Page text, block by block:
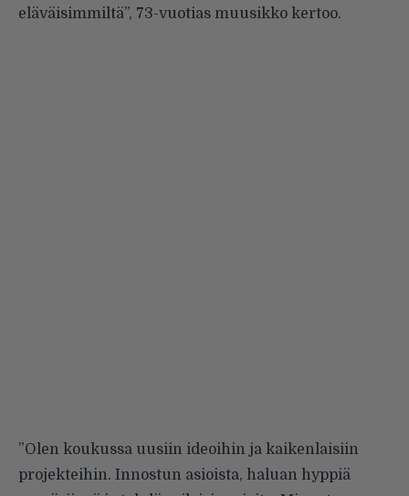
eläväisimmiltä”, 73-vuotias muusikko kertoo.
”Olen koukussa uusiin ideoihin ja kaikenlaisiin
projekteihin. Innostun asioista, haluan hyppiä